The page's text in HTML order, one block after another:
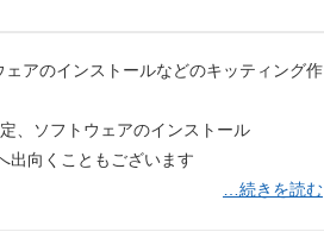
アのインストールなどのキッティング作
ソフトウェアのインストール
向くこともございます
…続きを読む